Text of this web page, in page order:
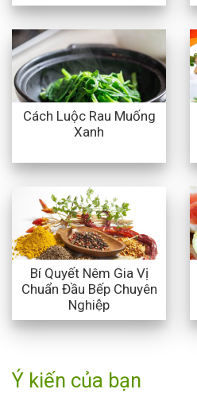
Cách Luộc Rau Muống
Xanh
Bí Quyết Nêm Gia Vị
Chuẩn Đầu Bếp Chuyên
Nghiệp
Ý kiến của bạn